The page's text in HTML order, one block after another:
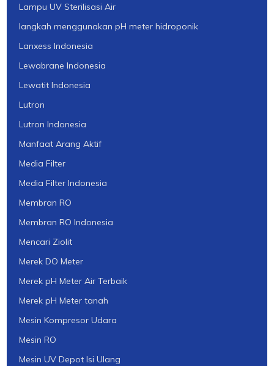
Lampu UV Sterilisasi Air
langkah menggunakan pH meter hidroponik
Lanxess Indonesia
Lewabrane Indonesia
Lewatit Indonesia
Lutron
Lutron Indonesia
Manfaat Arang Aktif
Media Filter
Media Filter Indonesia
Membran RO
Membran RO Indonesia
Mencari Ziolit
Merek DO Meter
Merek pH Meter Air Terbaik
Merek pH Meter tanah
Mesin Kompresor Udara
Mesin RO
Mesin UV Depot Isi Ulang